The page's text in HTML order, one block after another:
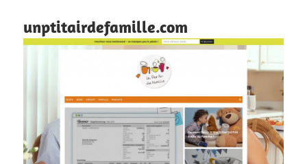
unptitairdefamille.com